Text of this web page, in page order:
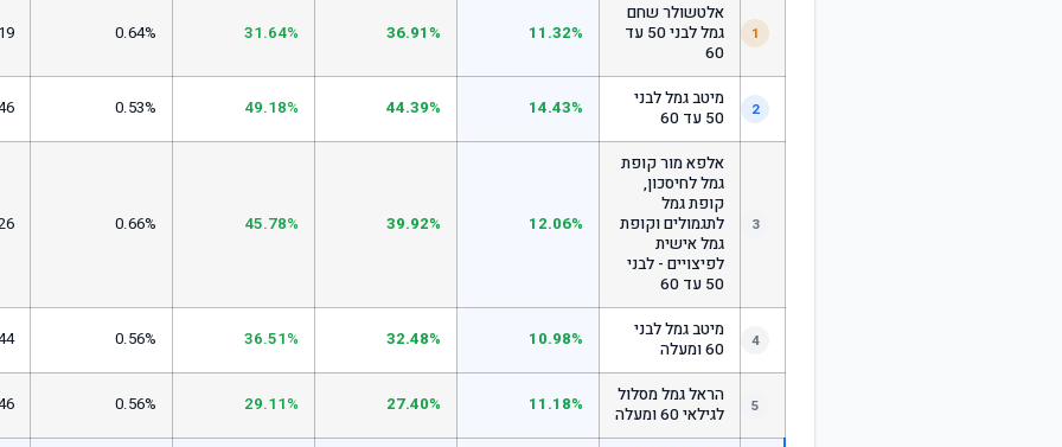
1
אלטשולר שחם
גמל לבני 50 עד
60
11.32%
36.91%
31.64%
0.64%
2
מיטב גמל לבני
50 עד 60
14.43%
44.39%
49.18%
0.53%
3
אלפא מור קופת
גמל לחיסכון,
קופת גמל
לתגמולים וקופת
גמל אישית
לפיצויים - לבני
50 עד 60
12.06%
39.92%
45.78%
0.66%
4
מיטב גמל לבני
60 ומעלה
10.98%
32.48%
36.51%
0.56%
5
הראל גמל מסלול
לגילאי 60 ומעלה
11.18%
27.40%
29.11%
0.56%